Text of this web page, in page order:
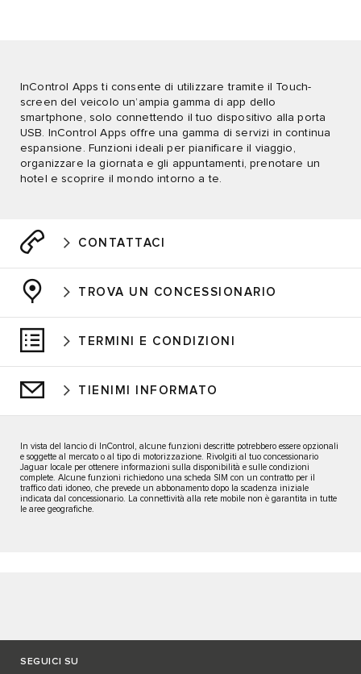
InControl Apps ti consente di utilizzare tramite il Touch-
screen del veicolo un’ampia gamma di app dello
smartphone, solo connettendo il tuo dispositivo alla porta
USB. InControl Apps offre una gamma di servizi in continua
espansione. Funzioni ideali per pianificare il viaggio,
organizzare la giornata e gli appuntamenti, prenotare un
hotel e scoprire il mondo intorno a te.
CONTATTACI
TROVA UN CONCESSIONARIO
TERMINI E CONDIZIONI
TIENIMI INFORMATO
In vista del lancio di InControl, alcune funzioni descritte potrebbero essere opzionali
e soggette al mercato o al tipo di motorizzazione. Rivolgiti al tuo concessionario
Jaguar locale per ottenere informazioni sulla disponibilità e sulle condizioni
complete. Alcune funzioni richiedono una scheda SIM con un contratto per il
traffico dati idoneo, che prevede un abbonamento dopo la scadenza iniziale
indicata dal concessionario. La connettività alla rete mobile non è garantita in tutte
le aree geografiche.
SEGUICI SU